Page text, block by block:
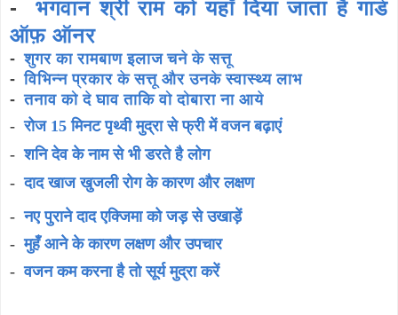
- भगवान श्री राम को यहाँ दिया जाता है गार्ड
ऑफ़ ऑनर
-शुगर का रामबाण इलाज चने के सत्तू
-विभिन्न प्रकार के सत्तू और उनके स्वास्थ्य लाभ
-तनाव को दे घाव ताकि वो दोबारा ना आये
-रोज 15 मिनट पृथ्वी मुद्रा से फ्री में वजन बढ़ाएं
-शनि देव के नाम से भी डरते है लोग
-दाद खाज खुजली रोग के कारण और लक्षण
-नए पुराने दाद एक्जिमा को जड़ से उखाड़ें
-मुहँ आने के कारण लक्षण और उपचार
-वजन कम करना है तो सूर्य मुद्रा करें